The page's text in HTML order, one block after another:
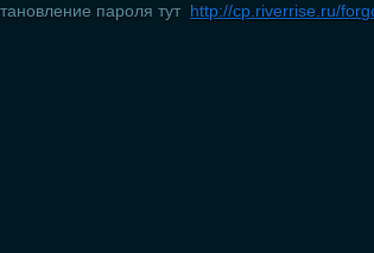
пароля тут http://cp.riverrise.ru/